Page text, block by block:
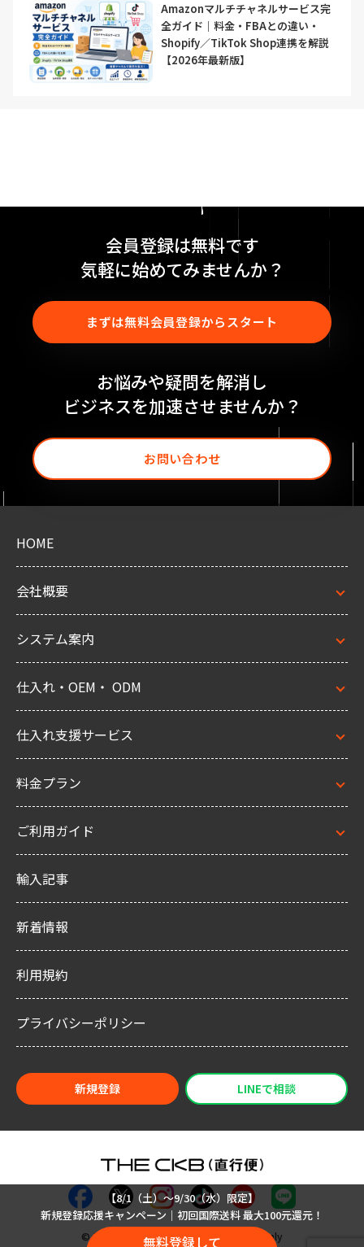
Amazonマルチチャネルサービス完
全ガイド｜料金・FBAとの違い・
Shopify／TikTok Shop連携を解説
【2026年最新版】
会員登録は無料です
気軽に始めてみませんか？
まずは無料会員登録からスタート
お悩みや疑問を解消し
ビジネスを加速させませんか？
お問い合わせ
HOME
会社概要
システム案内
仕入れ・OEM・ ODM
仕入れ支援サービス
料金プラン
ご利用ガイド
輸入記事
新着情報
利用規約
プライバシーポリシー
新規登録 LINEで相談
©︎ 2015–2025 Hangzhou Zhixingbian Supply
【8/1（土）〜9/30（水）限定】
新規登録応援キャンペーン｜初回国際送料 最大100元還元！
無料登録して